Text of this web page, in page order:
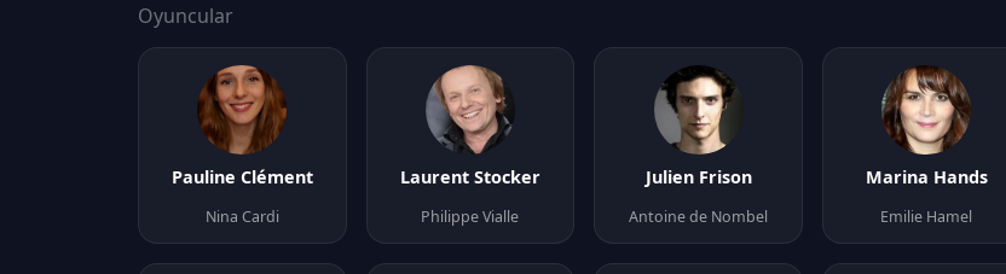
Oyuncular
Pauline Clément
Nina Cardi
Laurent Stocker
Philippe Vialle
Julien Frison
Antoine de Nombel
Marina Hands
Emilie Hamel